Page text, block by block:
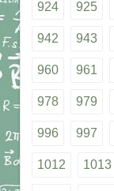
924 925
942 943
960 961
978 979
996 997
1012 1013